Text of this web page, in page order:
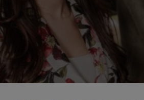
Afspraak maken